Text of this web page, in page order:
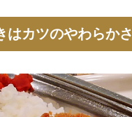
はカツのやわらかさ